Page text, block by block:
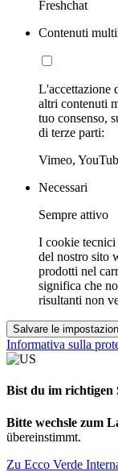
Freshchat
Contenuti
L'accettazione
altri contenuti
tuo consenso,
di terze parti:
Vimeo,
Necessari
Sempre attivo
I cookie tecnici
del nostro sito
prodotti nel
significa che
risultanti non
Salvare le
Informativa sulla
Bist du im richtigen
Bitte wechsle zum
übereinstimmt.
Zu Ecco Verde